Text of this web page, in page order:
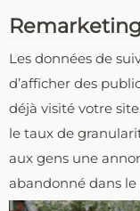
Les données de
d’afficher des
déjà visité votre
le taux de
aux gens une
abandonné dans